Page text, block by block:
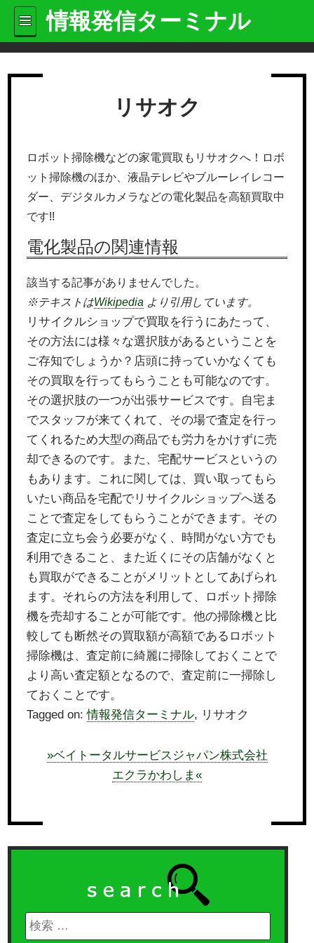
情報発信ターミナル
リサオク
ロボット掃除機などの家電買取もリサオクへ！ロボ
ット掃除機のほか、液晶テレビやブルーレイレコー
ダー、デジタルカメラなどの電化製品を高額買取中
です!!
電化製品の関連情報
該当する記事がありませんでした。
※テキストはWikipedia より引用しています。
リサイクルショップで買取を行うにあたって、
その方法には様々な選択肢があるということを
ご存知でしょうか？店頭に持っていかなくても
その買取を行ってもらうことも可能なのです。
その選択肢の一つが出張サービスです。自宅ま
でスタッフが来てくれて、その場で査定を行っ
てくれるため大型の商品でも労力をかけずに売
却できるのです。また、宅配サービスというの
もあります。これに関しては、買い取ってもら
いたい商品を宅配でリサイクルショップへ送る
ことで査定をしてもらうことができます。その
査定に立ち会う必要がなく、時間がない方でも
利用できること、また近くにその店舗がなくと
も買取ができることがメリットとしてあげられ
ます。それらの方法を利用して、ロボット掃除
機を売却することが可能です。他の掃除機と比
較しても断然その買取額が高額であるロボット
掃除機は、査定前に綺麗に掃除しておくことで
より高い査定額となるので、査定前に一掃除し
ておくことです。
Tagged on:情報発信ターミナル, リサオク
»ベイトータルサービスジャパン株式会社
エクラかわしま«